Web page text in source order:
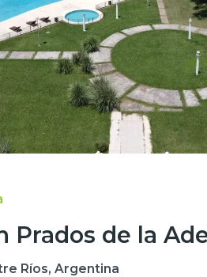
Prados de la
Ríos, Argentina